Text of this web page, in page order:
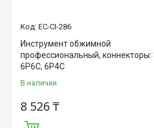
EC-CI-286
Инструмент обжимной
профессиональный, коннекторы:
6P6C, 6P4C
В наличии
8 526 ₸